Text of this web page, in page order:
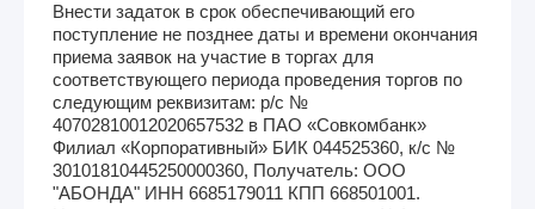
Внести задаток в срок обеспечивающий его
поступление не позднее даты и времени окончания
приема заявок на участие в торгах для
соответствующего периода проведения торгов по
следующим реквизитам: р/с №
40702810012020657532 в ПАО «Совкомбанк»
Филиал «Корпоративный» БИК 044525360, к/с №
30101810445250000360, Получатель: ООО
"АБОНДА" ИНН 6685179011 КПП 668501001.